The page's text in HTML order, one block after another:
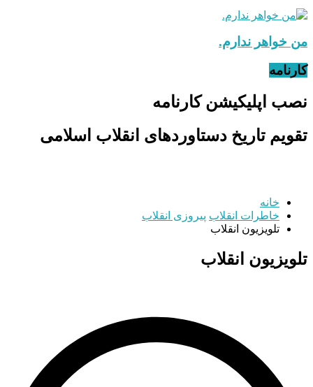
من خواهر ندارم.
کارنامه
نصب اپلیکیشن کارنامه
تقویم تاریخ دستاوردهای انقلاب اسلامی
خانه
خاطرات انقلاب پیروزی انقلاب
تلویزیون انقلاب
تلویزیون انقلاب